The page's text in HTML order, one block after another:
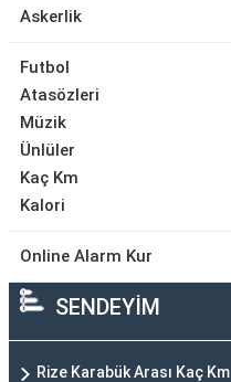
Askerlik
Futbol
Atasözleri
Müzik
Ünlüler
Kaç Km
Kalori
Online Alarm Kur
SENDEYİM
Rize Karabük Arası Kaç Km